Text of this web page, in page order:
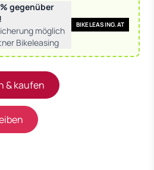
gegenüber
möglich
Bikeleasing
BIKELEASING.AT
& kaufen
in neuem Tab)
in neuem Tab)